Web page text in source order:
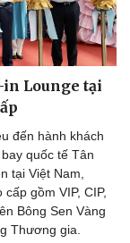
Lounge tại
đến hành khách
quốc tế Tân
tại Việt Nam,
gồm VIP, CIP,
Bông Sen Vàng
Thương gia.